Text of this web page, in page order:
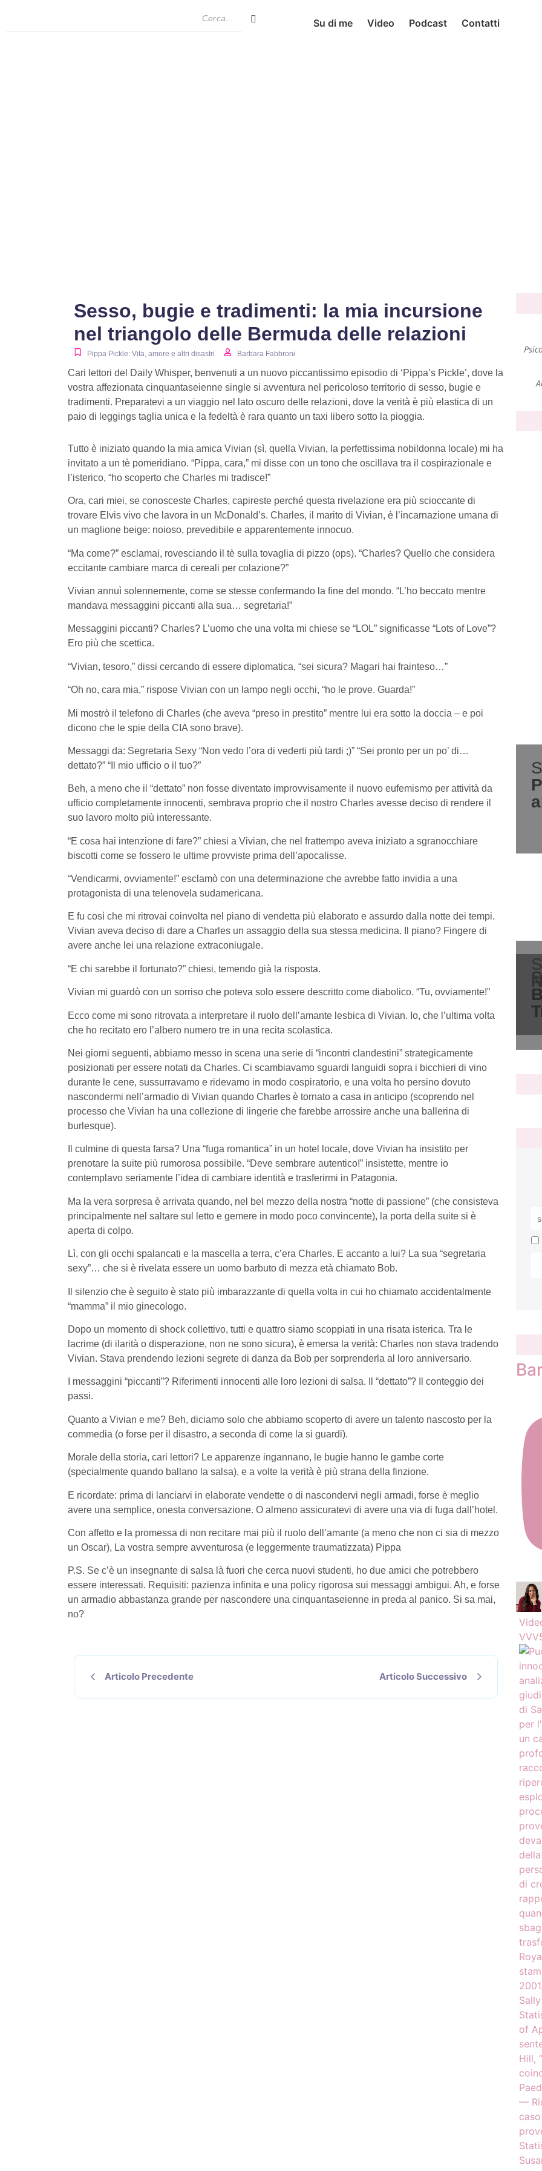
Su di me Video Podcast Contatti
Sesso, bugie e tradimenti: la mia incursione
nel triangolo delle Bermuda delle relazioni
Pippa Pickle: Vita, amore e altri disastri Barbara Fabbroni
Cari lettori del Daily Whisper, benvenuti a un nuovo piccantissimo episodio di ‘Pippa’s Pickle’, dove la
vostra affezionata cinquantaseienne single si avventura nel pericoloso territorio di sesso, bugie e
tradimenti. Preparatevi a un viaggio nel lato oscuro delle relazioni, dove la verità è più elastica di un
paio di leggings taglia unica e la fedeltà è rara quanto un taxi libero sotto la pioggia.
Tutto è iniziato quando la mia amica Vivian (sì, quella Vivian, la perfettissima nobildonna locale) mi ha
invitato a un tè pomeridiano. “Pippa, cara,” mi disse con un tono che oscillava tra il cospirazionale e
l’isterico, “ho scoperto che Charles mi tradisce!”
Ora, cari miei, se conosceste Charles, capireste perché questa rivelazione era più scioccante di
trovare Elvis vivo che lavora in un McDonald’s. Charles, il marito di Vivian, è l’incarnazione umana di
un maglione beige: noioso, prevedibile e apparentemente innocuo.
“Ma come?” esclamai, rovesciando il tè sulla tovaglia di pizzo (ops). “Charles? Quello che considera
eccitante cambiare marca di cereali per colazione?”
Vivian annuì solennemente, come se stesse confermando la fine del mondo. “L’ho beccato mentre
mandava messaggini piccanti alla sua… segretaria!”
Messaggini piccanti? Charles? L’uomo che una volta mi chiese se “LOL” significasse “Lots of Love”?
Ero più che scettica.
“Vivian, tesoro,” dissi cercando di essere diplomatica, “sei sicura? Magari hai frainteso…”
“Oh no, cara mia,” rispose Vivian con un lampo negli occhi, “ho le prove. Guarda!”
Mi mostrò il telefono di Charles (che aveva “preso in prestito” mentre lui era sotto la doccia – e poi
dicono che le spie della CIA sono brave).
Messaggi da: Segretaria Sexy “Non vedo l’ora di vederti più tardi ;)” “Sei pronto per un po’ di…
dettato?” “Il mio ufficio o il tuo?”
Beh, a meno che il “dettato” non fosse diventato improvvisamente il nuovo eufemismo per attività da
ufficio completamente innocenti, sembrava proprio che il nostro Charles avesse deciso di rendere il
suo lavoro molto più interessante.
“E cosa hai intenzione di fare?” chiesi a Vivian, che nel frattempo aveva iniziato a sgranocchiare
biscotti come se fossero le ultime provviste prima dell’apocalisse.
“Vendicarmi, ovviamente!” esclamò con una determinazione che avrebbe fatto invidia a una
protagonista di una telenovela sudamericana.
E fu così che mi ritrovai coinvolta nel piano di vendetta più elaborato e assurdo dalla notte dei tempi.
Vivian aveva deciso di dare a Charles un assaggio della sua stessa medicina. Il piano? Fingere di
avere anche lei una relazione extraconiugale.
“E chi sarebbe il fortunato?” chiesi, temendo già la risposta.
Vivian mi guardò con un sorriso che poteva solo essere descritto come diabolico. “Tu, ovviamente!”
Ecco come mi sono ritrovata a interpretare il ruolo dell’amante lesbica di Vivian. Io, che l’ultima volta
che ho recitato ero l’albero numero tre in una recita scolastica.
Nei giorni seguenti, abbiamo messo in scena una serie di “incontri clandestini” strategicamente
posizionati per essere notati da Charles. Ci scambiavamo sguardi languidi sopra i bicchieri di vino
durante le cene, sussurravamo e ridevamo in modo cospiratorio, e una volta ho persino dovuto
nascondermi nell’armadio di Vivian quando Charles è tornato a casa in anticipo (scoprendo nel
processo che Vivian ha una collezione di lingerie che farebbe arrossire anche una ballerina di
burlesque).
Il culmine di questa farsa? Una “fuga romantica” in un hotel locale, dove Vivian ha insistito per
prenotare la suite più rumorosa possibile. “Deve sembrare autentico!” insistette, mentre io
contemplavo seriamente l’idea di cambiare identità e trasferirmi in Patagonia.
Ma la vera sorpresa è arrivata quando, nel bel mezzo della nostra “notte di passione” (che consisteva
principalmente nel saltare sul letto e gemere in modo poco convincente), la porta della suite si è
aperta di colpo.
Lì, con gli occhi spalancati e la mascella a terra, c’era Charles. E accanto a lui? La sua “segretaria
sexy”… che si è rivelata essere un uomo barbuto di mezza età chiamato Bob.
Il silenzio che è seguito è stato più imbarazzante di quella volta in cui ho chiamato accidentalmente
“mamma” il mio ginecologo.
Dopo un momento di shock collettivo, tutti e quattro siamo scoppiati in una risata isterica. Tra le
lacrime (di ilarità o disperazione, non ne sono sicura), è emersa la verità: Charles non stava tradendo
Vivian. Stava prendendo lezioni segrete di danza da Bob per sorprenderla al loro anniversario.
I messaggini “piccanti”? Riferimenti innocenti alle loro lezioni di salsa. Il “dettato”? Il conteggio dei
passi.
Quanto a Vivian e me? Beh, diciamo solo che abbiamo scoperto di avere un talento nascosto per la
commedia (o forse per il disastro, a seconda di come la si guardi).
Morale della storia, cari lettori? Le apparenze ingannano, le bugie hanno le gambe corte
(specialmente quando ballano la salsa), e a volte la verità è più strana della finzione.
E ricordate: prima di lanciarvi in elaborate vendette o di nascondervi negli armadi, forse è meglio
avere una semplice, onesta conversazione. O almeno assicuratevi di avere una via di fuga dall’hotel.
Con affetto e la promessa di non recitare mai più il ruolo dell’amante (a meno che non ci sia di mezzo
un Oscar), La vostra sempre avventurosa (e leggermente traumatizzata) Pippa
P.S. Se c’è un insegnante di salsa là fuori che cerca nuovi studenti, ho due amici che potrebbero
essere interessati. Requisiti: pazienza infinita e una policy rigorosa sui messaggi ambigui. Ah, e forse
un armadio abbastanza grande per nascondere una cinquantaseienne in preda al panico. Si sa mai,
no?
Articolo Precedente Articolo Successivo